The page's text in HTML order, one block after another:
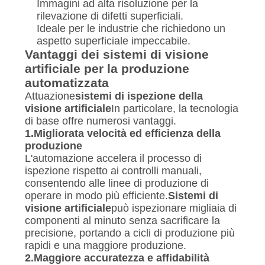
Immagini ad alta risoluzione per la
rilevazione di difetti superficiali.
Ideale per le industrie che richiedono un
aspetto superficiale impeccabile.
Vantaggi dei sistemi di visione
artificiale per la produzione
automatizzata
Attuazionesistemi di ispezione della
visione artificialeIn particolare, la tecnologia
di base offre numerosi vantaggi.
1.Migliorata velocità ed efficienza della
produzione
L'automazione accelera il processo di
ispezione rispetto ai controlli manuali,
consentendo alle linee di produzione di
operare in modo più efficiente.Sistemi di
visione artificialepuò ispezionare migliaia di
componenti al minuto senza sacrificare la
precisione, portando a cicli di produzione più
rapidi e una maggiore produzione.
2.Maggiore accuratezza e affidabilità